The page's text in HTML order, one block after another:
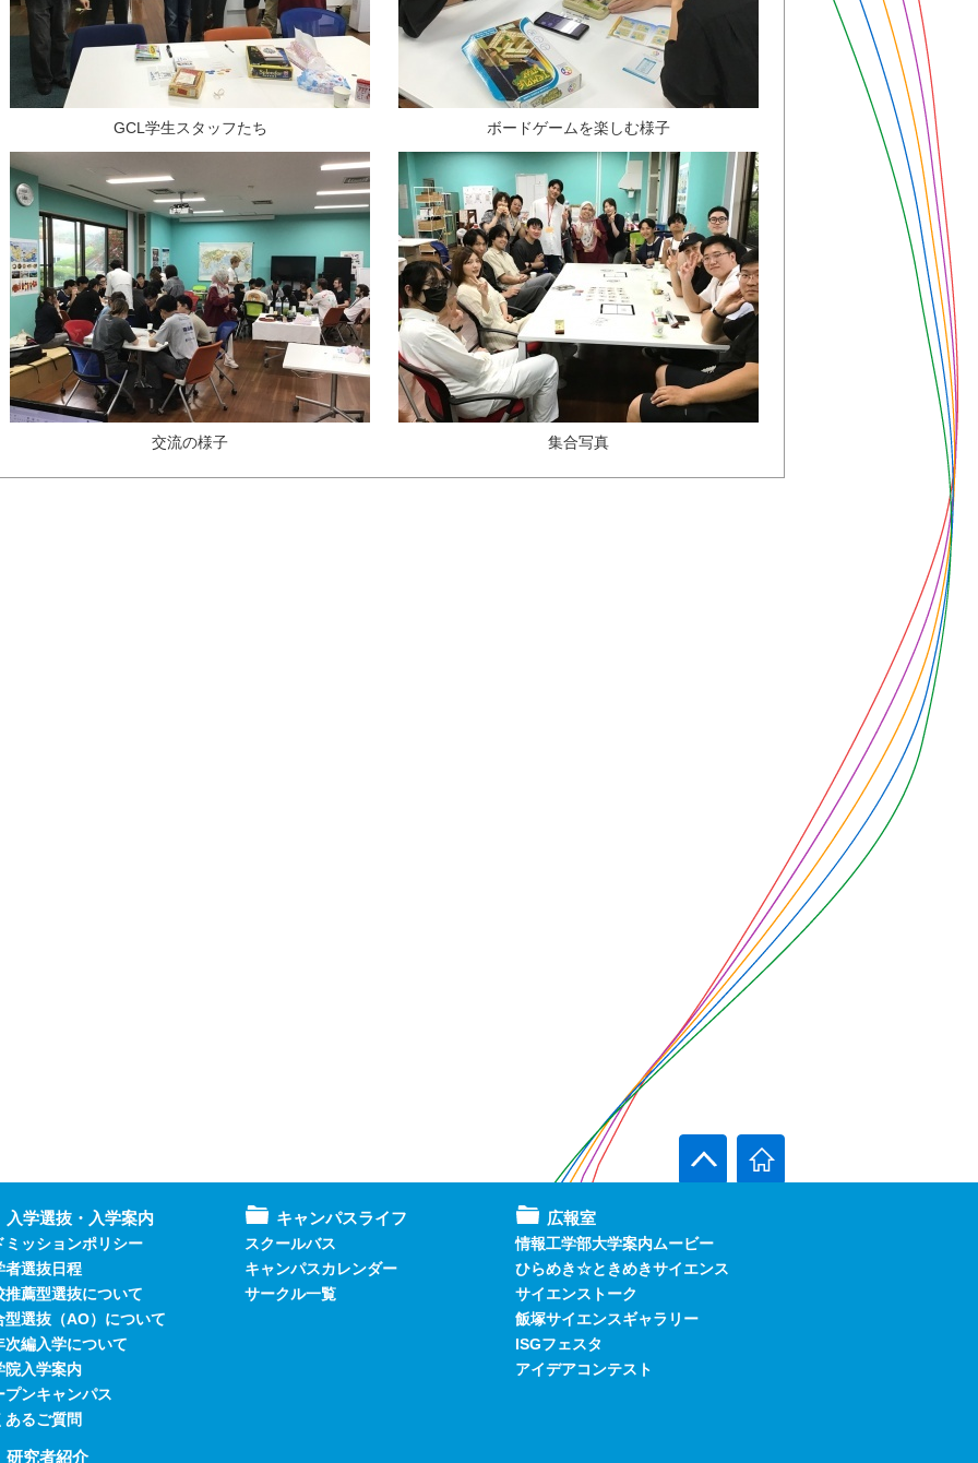
GCL学生スタッフたち ボードゲームを楽しむ様子
交流の様子 集合写真
入学選抜・入学案内
ミッションポリシー
者選抜日程
推薦型選抜について
型選抜（AO）について
次編入学について
院入学案内
プンキャンパス
あるご質問
研究者紹介
キャンパスライフ
スクールバス
キャンパスカレンダー
サークル一覧
広報室
情報工学部大学案内ムービー
ひらめき☆ときめきサイエンス
サイエンストーク
飯塚サイエンスギャラリー
ISGフェスタ
アイデアコンテスト